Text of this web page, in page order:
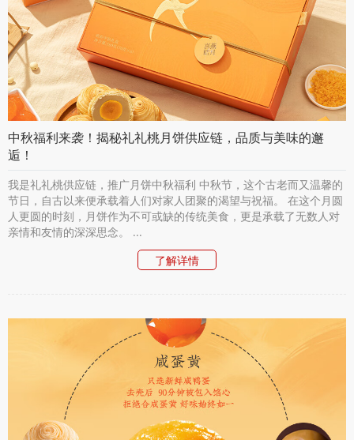
中秋福利来袭！揭秘礼礼桃月饼供应链，品质与美味的邂
逅！
我是礼礼桃供应链，推广月饼中秋福利 中秋节，这个古老而又温馨的
节日，自古以来便承载着人们对家人团聚的渴望与祝福。 在这个月圆
人更圆的时刻，月饼作为不可或缺的传统美食，更是承载了无数人对
亲情和友情的深深思念。 ...
了解详情